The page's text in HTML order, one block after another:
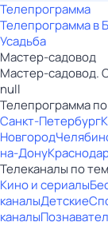
Телепрограмма
Телепрограмма в
Усадьба
Мастер-садовод
Мастер-садовод.
null
Телепрограмма
Санкт-Петербург
Новгород
на-Дону
Телеканалы по
Кино и сериалы
каналыДетские
каналы